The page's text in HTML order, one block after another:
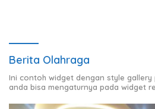
Berita Olahraga
Ini contoh widget dengan style gallery
anda bisa mengaturnya pada widget